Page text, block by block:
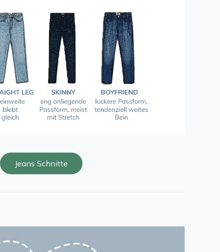
Jeans Schnitte